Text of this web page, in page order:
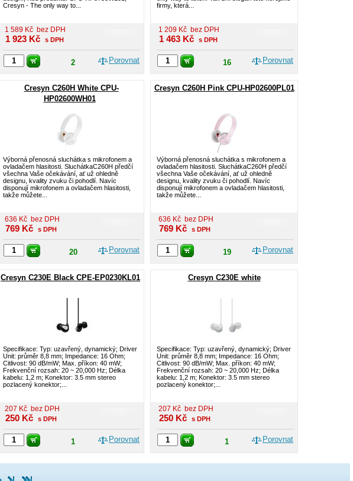
Cresyn - The only way to...
1 589 Kč bez DPH
1 923 Kč s DPH
Porovnat
2
firmy, která...
1 209 Kč bez DPH
1 463 Kč s DPH
Porovnat
16
Cresyn C260H White CPU-
HP02600WH01
Výborná přenosná sluchátka s mikrofonem a
ovladačem hlasitosti. SluchátkaC260H předčí
všechna Vaše očekávání, ať už ohledně
designu, kvality zvuku či pohodlí. Navíc
disponují mikrofonem a ovladačem hlasitosti,
takže můžete...
636 Kč bez DPH
769 Kč s DPH
Porovnat
20
Cresyn C260H Pink CPU-HP02600PL01
Výborná přenosná sluchátka s mikrofonem a
ovladačem hlasitosti. SluchátkaC260H předčí
všechna Vaše očekávání, ať už ohledně
designu, kvality zvuku či pohodlí. Navíc
disponují mikrofonem a ovladačem hlasitosti,
takže můžete...
636 Kč bez DPH
769 Kč s DPH
Porovnat
19
Cresyn C230E Black CPE-EP0230KL01
Specifikace: Typ: uzavřený, dynamický; Driver
Unit: průměr 8,8 mm; Impedance: 16 Ohm;
Citlivost: 90 dB/mW; Max. příkon: 40 mW;
Frekvenční rozsah: 20 ~ 20,000 Hz; Délka
kabelu: 1,2 m; Konektor: 3.5 mm stereo
pozlacený konektor;...
207 Kč bez DPH
250 Kč s DPH
Porovnat
1
Cresyn C230E white
Specifikace: Typ: uzavřený, dynamický; Driver
Unit: průměr 8,8 mm; Impedance: 16 Ohm;
Citlivost: 90 dB/mW; Max. příkon: 40 mW;
Frekvenční rozsah: 20 ~ 20,000 Hz; Délka
kabelu: 1,2 m; Konektor: 3.5 mm stereo
pozlacený konektor;...
207 Kč bez DPH
250 Kč s DPH
Porovnat
1